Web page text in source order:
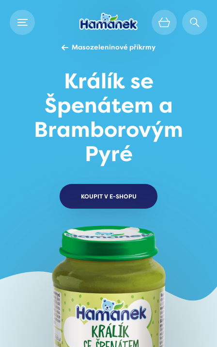
Masozeleninové příkrmy
Králík se
Špenátem a
Bramborovým
Pyré
KOUPIT V E-SHOPU